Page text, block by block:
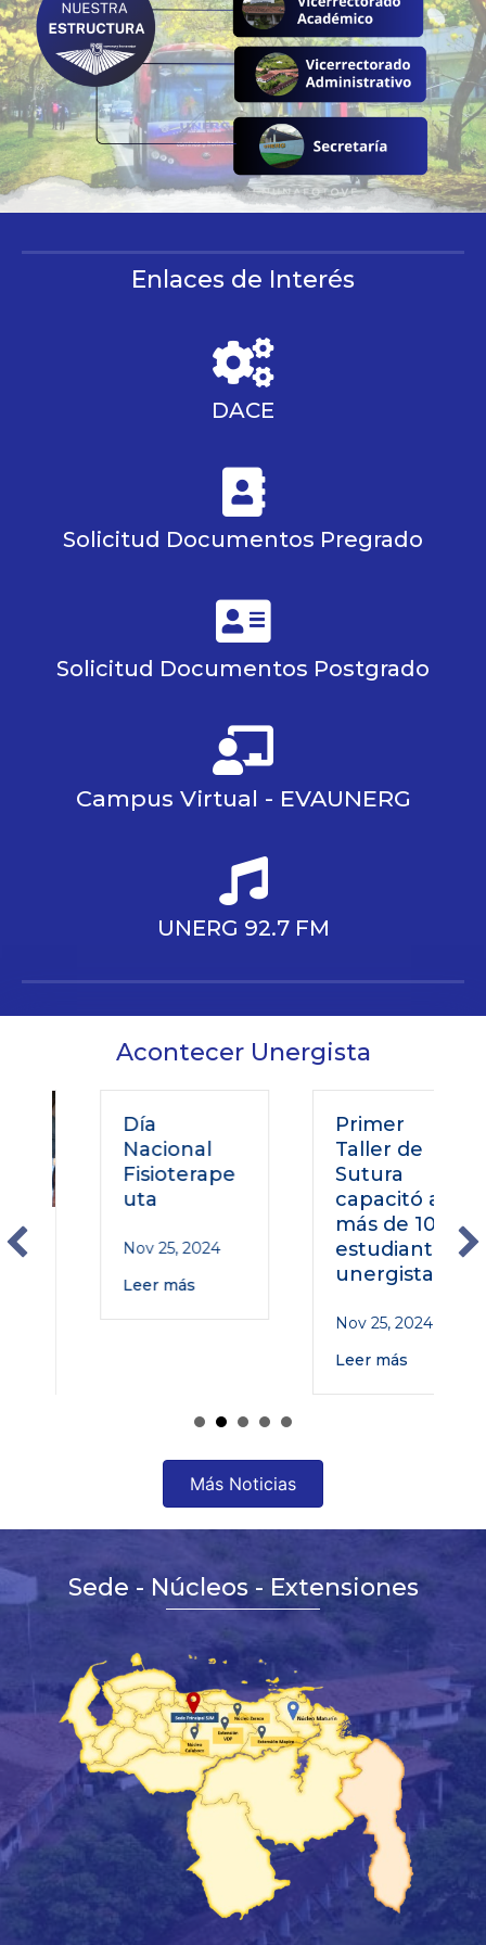
Enlaces de Interés
DACE
Solicitud Documentos Pregrado
Solicitud Documentos Postgrado
Campus Virtual - EVAUNERG
UNERG 92.7 FM
Acontecer Unergista
Nacional
Fisioterape
Nov 25, 2024
Leer más
Primer
Taller de
Sutura
capacitó a
más de 100
estudiantes
unergistas
Nov 25, 2024
Leer más
Más Noticias
Sede - Núcleos - Extensiones